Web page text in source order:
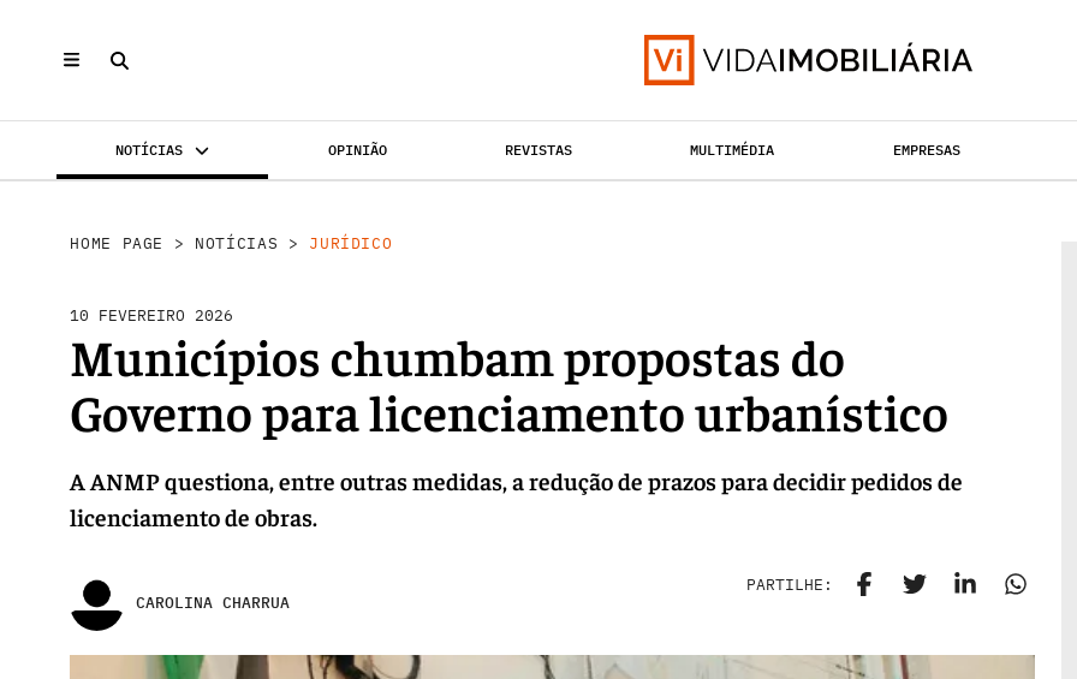
NOTÍCIAS OPINIÃO REVISTAS MULTIMÉDIA EMPRESAS
HOME PAGE > NOTÍCIAS > JURÍDICO
10 FEVEREIRO 2026
Municípios chumbam propostas do
Governo para licenciamento urbanístico
A ANMP questiona, entre outras medidas, a redução de prazos para decidir pedidos de
licenciamento de obras.
CAROLINA CHARRUA
PARTILHE: